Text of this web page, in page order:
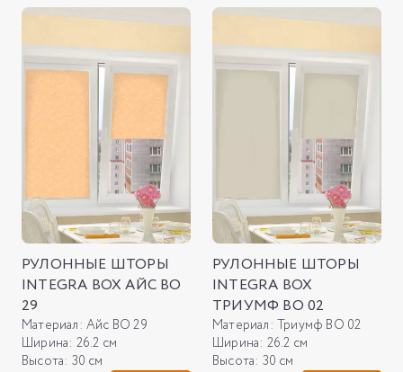
РУЛОННЫЕ ШТОРЫ
INTEGRA BOX АЙС ВО
29
Материал: Айс ВО 29
Ширина: 26.2 см
Высота: 30 см
РУЛОННЫЕ ШТОРЫ
INTEGRA BOX
ТРИУМФ ВО 02
Материал: Триумф ВО 02
Ширина: 26.2 см
Высота: 30 см